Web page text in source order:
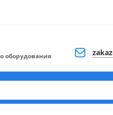
оборудования